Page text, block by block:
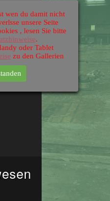
wen du damit nicht
unsere Seite
, lesen Sie bitte
.
oder Tablet
zu den Gallerien